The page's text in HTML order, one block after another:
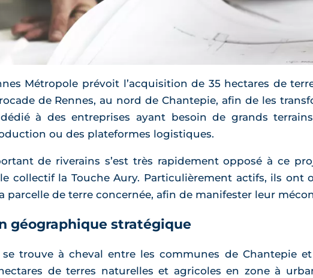
Métropole prévoit l’acquisition de 35 hectares de
de Rennes, au nord de Chantepie, afin de les
à des entreprises ayant besoin de grands
ou des plateformes logistiques.
de riverains s’est très rapidement opposé à ce
collectif la Touche Aury. Particulièrement actifs, ils ont
parcelle de terre concernée, afin de manifester leur
géographique stratégique
se trouve à cheval entre les communes de Chantepie
de terres naturelles et agricoles en zone à